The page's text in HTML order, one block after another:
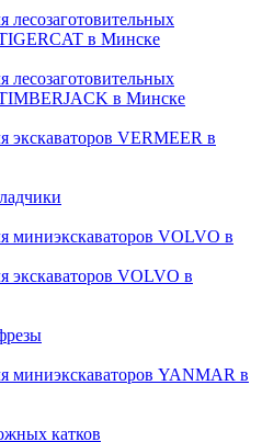
лесозаготовительных
в Минске
лесозаготовительных
в Минске
экскаваторов VERMEER в
миниэкскаваторов VOLVO в
экскаваторов VOLVO в
миниэкскаваторов YANMAR в
катков